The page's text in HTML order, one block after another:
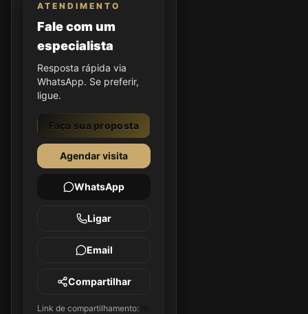
ATENDIMENTO
Fale com um
especialista
Resposta rápida via
WhatsApp. Se preferir,
ligue.
Faça sua proposta
Agendar visita
WhatsApp
Ligar
Email
Compartilhar
Link de compartilhamento: